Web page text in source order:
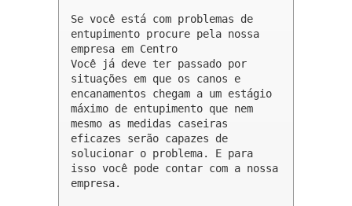
Se você está com problemas de
entupimento procure pela nossa
empresa em Centro
Você já deve ter passado por
situações em que os canos e
encanamentos chegam a um estágio
máximo de entupimento que nem
mesmo as medidas caseiras
eficazes serão capazes de
solucionar o problema. E para
isso você pode contar com a nossa
empresa.